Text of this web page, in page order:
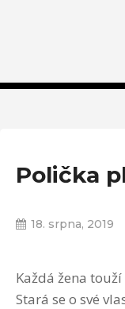
Polička
18. srpna, 2019
Každá žena
Stará se o své